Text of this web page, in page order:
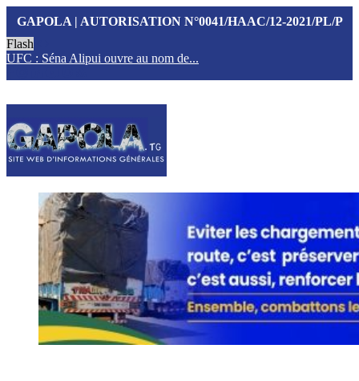
GAPOLA | AUTORISATION N°0041/HAAC/12-2021/PL/P
Flash
UFC : Séna Alipui ouvre au nom de...